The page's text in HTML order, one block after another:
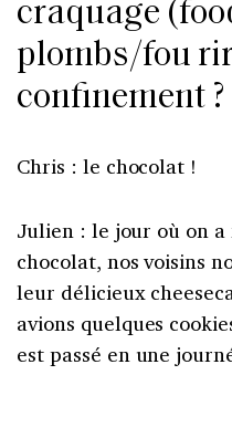
craquage
plombs/fou
confinement ?
Chris : le chocolat !
Julien : le jour où on
chocolat, nos voisins
leur délicieux
avions quelques
est passé en une